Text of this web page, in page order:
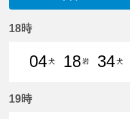
18時
04犬
18岩
34犬
19時